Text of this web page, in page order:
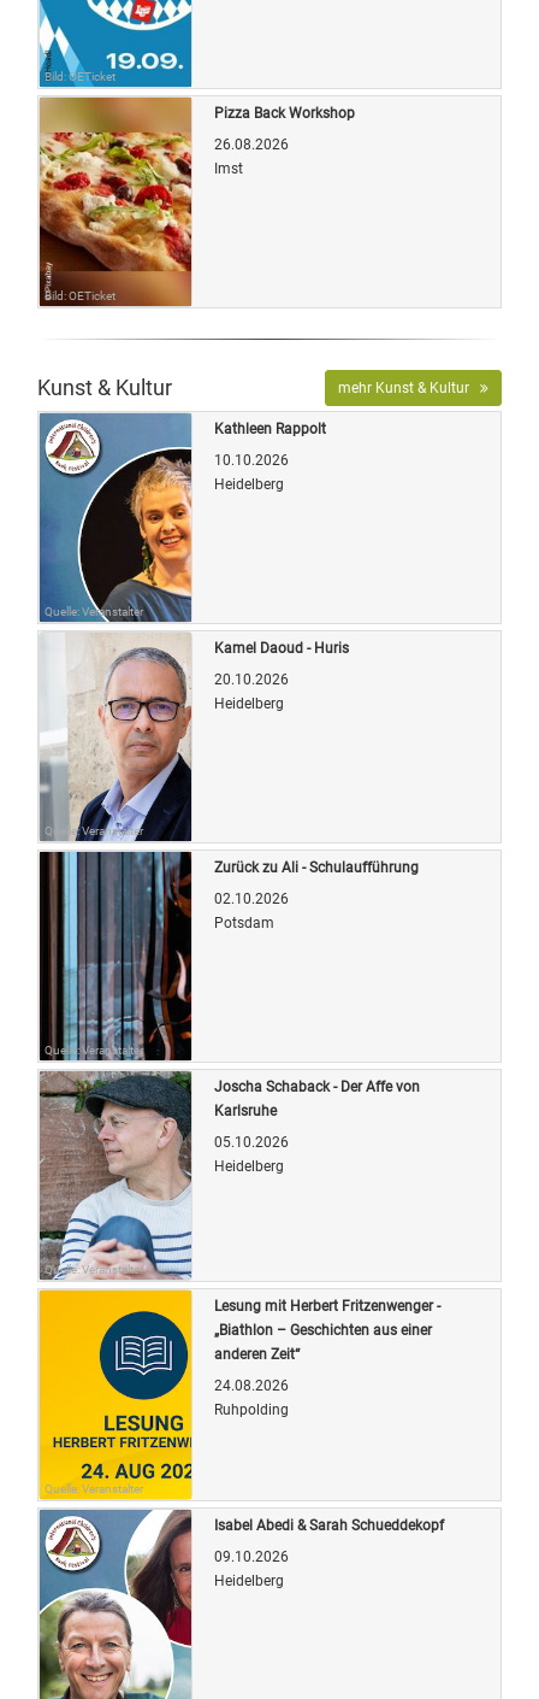
Bild: OETicket
Bild: OETicket
Pizza Back Workshop
26.08.2026
Imst
Kunst & Kultur mehr Kunst & Kultur
Quelle: Veranstalter
Kathleen Rappolt
10.10.2026
Heidelberg
Quelle: Veranstalter
Kamel Daoud - Huris
20.10.2026
Heidelberg
Quelle: Veranstalter
Zurück zu Ali - Schulaufführung
02.10.2026
Potsdam
Quelle: Veranstalter
Joscha Schaback - Der Affe von
Karlsruhe
05.10.2026
Heidelberg
Quelle: Veranstalter
Lesung mit Herbert Fritzenwenger -
„Biathlon – Geschichten aus einer
anderen Zeit“
24.08.2026
Ruhpolding
Isabel Abedi & Sarah Schueddekopf
09.10.2026
Heidelberg